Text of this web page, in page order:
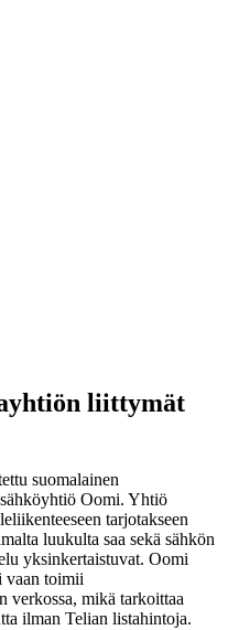
liittymät
suomalainen
Oomi. Yhtiö
tarjotakseen
luukulta saa sekä sähkön
yksinkertaistuvat. Oomi
vaan toimii
mikä tarkoittaa
ilman Telian listahintoja.